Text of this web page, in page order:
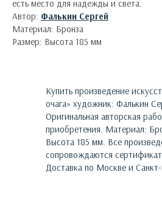
есть место для надежды и света.
Автор: Фалькин Сергей
Материал: Бронза
Размер: Высота 185 мм
Купить произведение
очага» художник: Фалькин
Оригинальная авторская
приобретения. Материал:
Высота 185 мм. Все
сопровождаются
Доставка по Москве и Санкт-